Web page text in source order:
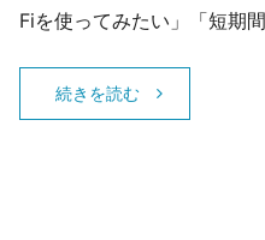
Fiを使ってみたい」「短期
続きを読む